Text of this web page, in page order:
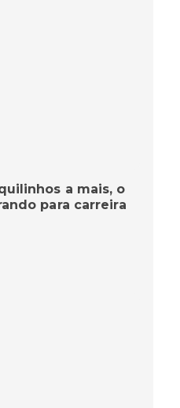
a mais, o
para carreira